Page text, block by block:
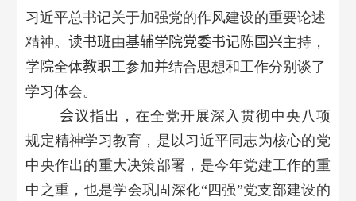
习近平总书记关于加强党的作风建设的重要论述
精神。读书班由基辅学院党委书记陈国兴主持，
学院全体教职工参加并结合思想和工作分别谈了
学习体会。
会议指出，在全党开展深入贯彻中央八项
规定精神学习教育，是以习近平同志为核心的党
中央作出的重大决策部署，是今年党建工作的重
中之重，也是学会巩固深化“四强”党支部建设的